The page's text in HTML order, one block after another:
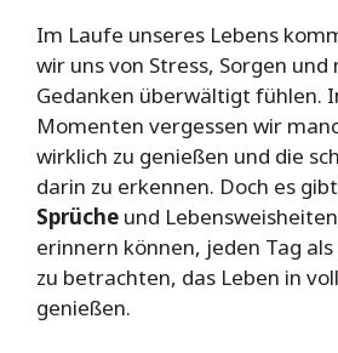
Im Laufe unseres Lebens
wir uns von Stress, Sorgen und
Gedanken überwältigt fühlen.
Momenten vergessen wir
wirklich zu genießen und die
darin zu erkennen. Doch es gibt
Sprüche und
erinnern können, jeden Tag
zu betrachten, das Leben in
genießen.